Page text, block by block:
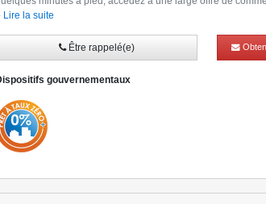
: bénéficiez des atouts du neuf !
Contactez-nous dès à présent au
pour
équipes.
Lire la suite
Être rappelé(e)
gouvernementaux